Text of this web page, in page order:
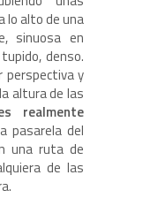
lo alto de una
sinuosa en
denso.
y
altura de las
realmente
pasarela del
una ruta de
de las